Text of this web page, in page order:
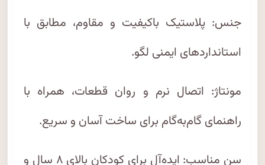
جنس: پلاستیک باکیفیت و مقاوم، مطابق با
استانداردهای ایمنی لگو.
مونتاژ: اتصال نرم و روان قطعات، همراه با
راهنمای گام‌به‌گام برای ساخت آسان و سریع.
سن مناسب: ایده‌آل برای کودکان بالای ۸ سال و